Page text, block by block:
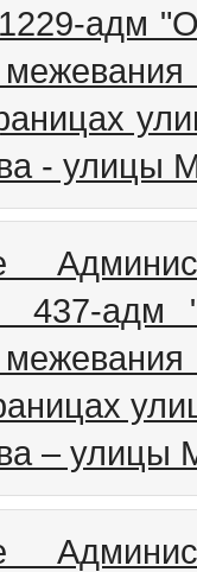
адм
- улицы
адм
–